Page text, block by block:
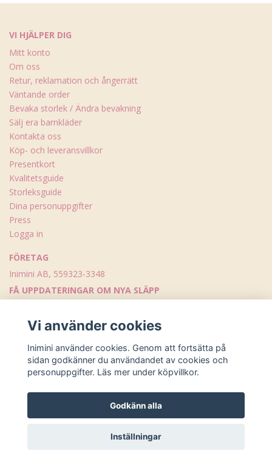
VI HJÄLPER DIG
Mitt konto
Om oss
Retur, reklamation och ångerrätt
Väntande order
Bevaka storlek / Ändra bevakning
Sälj era barnkläder
Kontakta oss
Köp- och leveransvillkor
Presentkort
Kvalitetsguide
Storleksguide
Dina personuppgifter
Press
Logga in
FÖRETAG
Inimini AB, 559323-3348
FÅ UPPDATERINGAR OM NYA SLÄPP
© Copyright Inimini
Vi använder cookies
Inimini använder cookies. Genom att fortsätta på
sidan godkänner du användandet av cookies och
personuppgifter. Läs mer under köpvillkor.
Godkänn alla
Inställningar